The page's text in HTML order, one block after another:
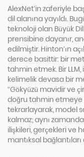
AlexNet’in zaferiyle
dil alanına yayıldı.
teknoloji olan Büyük
prensibine dayanır,
edilmiştir. Hinton’ın
derece basittir: bir
tahmin etmek. Bir
kelimelik devasa bir
“Gökyüzü mavidir ve
doğru tahmin etmeye
tekrarlayarak, model
kalmaz; aynı
ilişkileri, gerçekleri ve
mantıksal